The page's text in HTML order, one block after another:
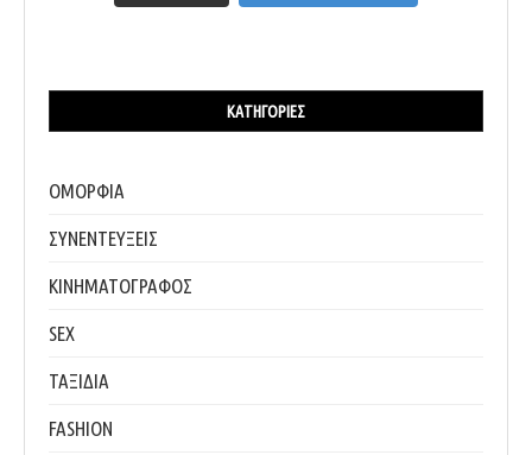
ΚΑΤΗΓΟΡΊΕΣ
ΟΜΟΡΦΙΑ
ΣΥΝΕΝΤΕΥΞΕΙΣ
ΚΙΝΗΜΑΤΟΓΡΑΦΟΣ
SEX
ΤΑΞΙΔΙΑ
FASHION